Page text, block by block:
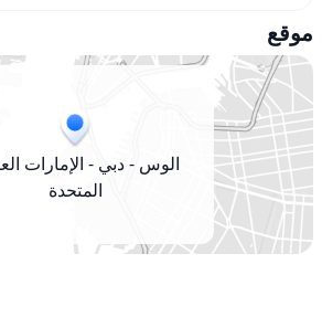
موقع
الوس - دبي - الإمارات
المتحدة